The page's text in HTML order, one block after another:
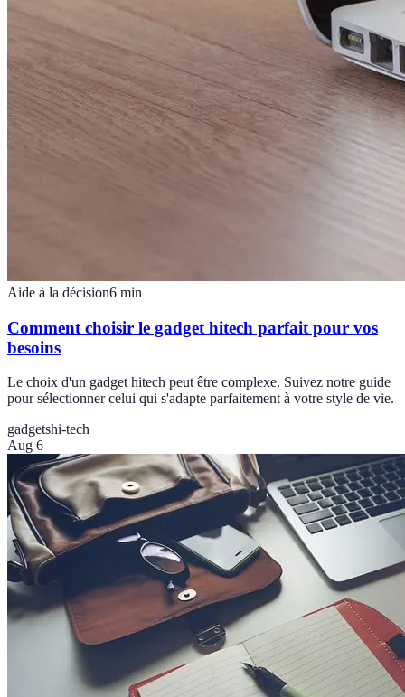
Aide à la décision6 min
Comment choisir le gadget hitech parfait pour vos
besoins
Le choix d'un gadget hitech peut être complexe. Suivez notre guide
pour sélectionner celui qui s'adapte parfaitement à votre style de vie.
gadgetshi-tech
Aug 6